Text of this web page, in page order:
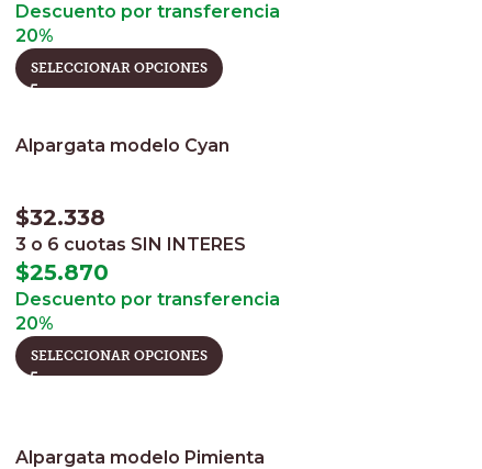
Descuento por transferencia
20%
SELECCIONAR OPCIONES
Alpargata modelo Cyan
$32.338
3 o 6 cuotas SIN INTERES
$25.870
Descuento por transferencia
20%
SELECCIONAR OPCIONES
Alpargata modelo Pimienta